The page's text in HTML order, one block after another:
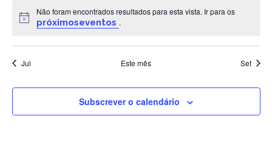
Aviso
Não foram encontrados resultados para esta vista. Ir para os
próximoseventos .
Jul Este mês Set
Subscrever o calendário